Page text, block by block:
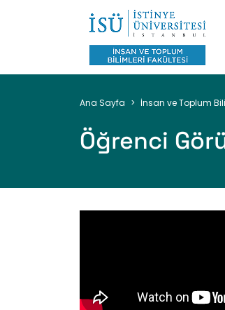
Sayfa
yolu
Ana Sayfa İnsan ve Toplum
Öğrenci